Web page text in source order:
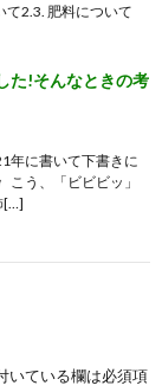
て2.3. 肥料について
た!そんなときの考
年に書いて下書きに
う、「ビビビッ」
[…]
いている欄は必須項